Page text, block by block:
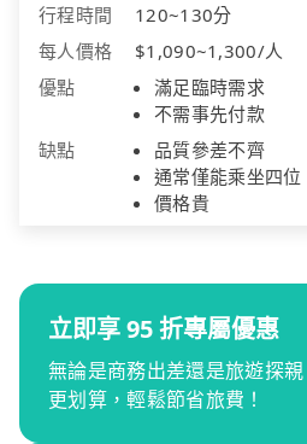
行程時間
120~130分
每人價格
$1,090~1,300/人
優點
滿足臨時需求
不需事先付款
缺點
品質參差不齊
通常僅能乘坐四位
價格貴
立即享 95 折專屬優惠
無論是商務出差還是旅遊探
更划算，輕鬆節省旅費！